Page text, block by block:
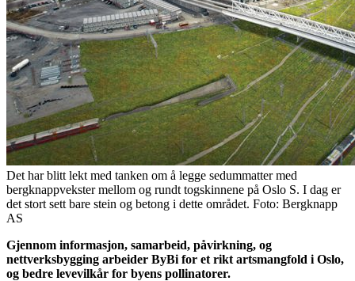
Det har blitt lekt med tanken om å legge sedummatter med
bergknappvekster mellom og rundt togskinnene på Oslo S. I dag er
det stort sett bare stein og betong i dette området. Foto: Bergknapp
AS
Gjennom informasjon, samarbeid, påvirkning, og
nettverksbygging arbeider ByBi for et rikt artsmangfold i Oslo,
og bedre levevilkår for byens pollinatorer.